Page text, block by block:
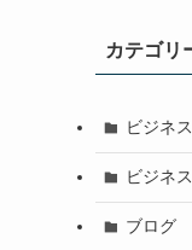
カテゴリ
ビジネ
ビジネ
ブログ